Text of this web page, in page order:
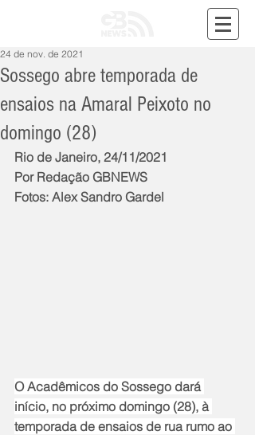
Sossego abre temporada de
ensaios na Amaral Peixoto no
domingo (28)
24 de nov. de 2021
Rio de Janeiro, 24/11/2021
Por Redação GBNEWS
Fotos: Alex Sandro Gardel
O Acadêmicos do Sossego dará
início, no próximo domingo (28), à
temporada de ensaios de rua rumo ao